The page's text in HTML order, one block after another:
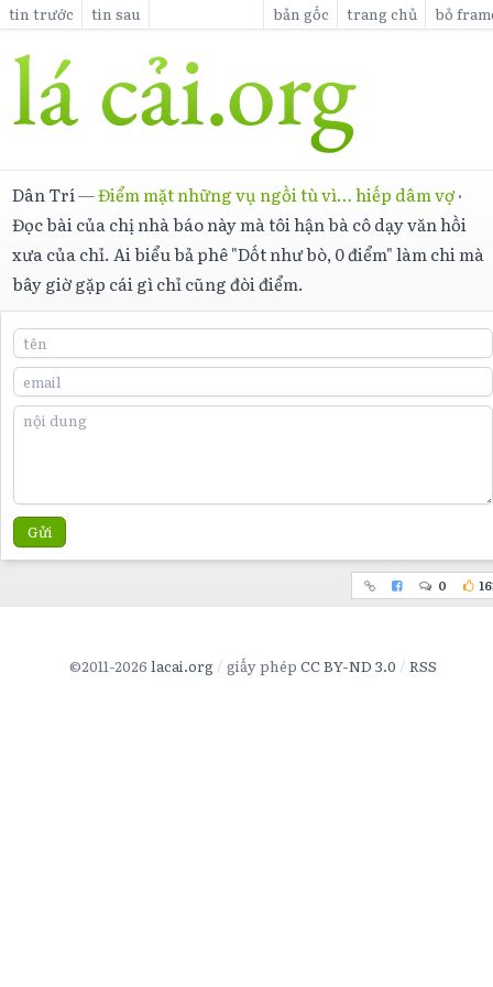
tin trước tin sau bản gốc trang chủ bỏ
Dân Trí—Điểm mặt những vụ ngồi tù vì… hiếp dâm vợ·
Đọc bài của chị nhà báo này mà tôi hận bà cô dạy văn hồi
xưa của chỉ. Ai biểu bả phê "Dốt như bò, 0 điểm" làm chi mà
bây giờ gặp cái gì chỉ cũng đòi điểm.
Gửi
0
©2011-2026 lacai.org giấy phép CC BY-ND 3.0 RSS